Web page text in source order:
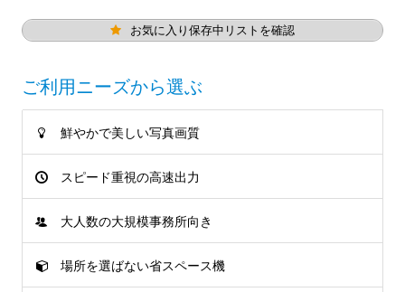
お気に入り保存中リストを確認
ご利用ニーズから選ぶ
鮮やかで美しい写真画質
スピード重視の高速出力
大人数の大規模事務所向き
場所を選ばない省スペース機